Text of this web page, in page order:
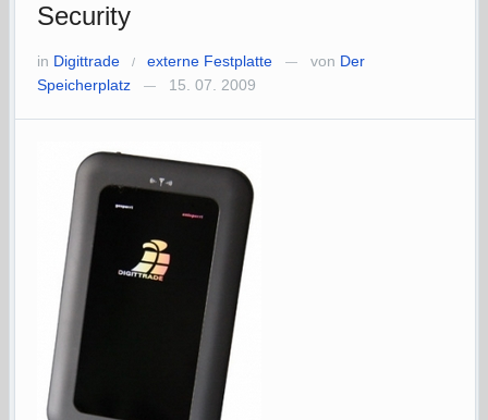
Security
in Digittrade / externe Festplatte — von Der
Speicherplatz
— 15. 07. 2009